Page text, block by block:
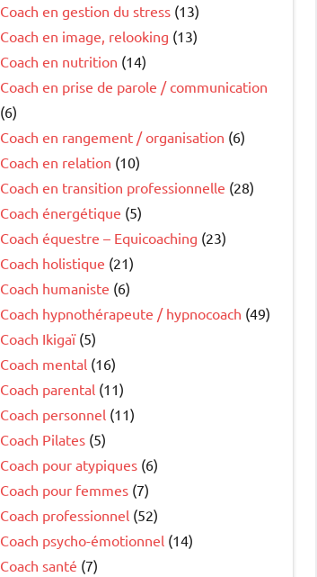
Coach en gestion du stress (13)
Coach en image, relooking (13)
Coach en nutrition (14)
Coach en prise de parole / communication
(6)
Coach en rangement / organisation (6)
Coach en relation (10)
Coach en transition professionnelle (28)
Coach énergétique (5)
Coach équestre – Equicoaching (23)
Coach holistique (21)
Coach humaniste (6)
Coach hypnothérapeute / hypnocoach (49)
Coach Ikigaï(5)
Coach mental (16)
Coach parental (11)
Coach personnel (11)
Coach Pilates (5)
Coach pour atypiques (6)
Coach pour femmes (7)
Coach professionnel (52)
Coach psycho-émotionnel (14)
Coach santé (7)